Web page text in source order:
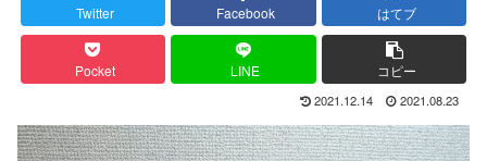
Twitter Facebook はてブ
Pocket LINE コピー
2021.12.14 2021.08.23